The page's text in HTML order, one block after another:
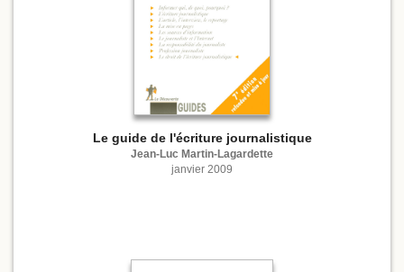
Le guide de l'écriture journalistique
Jean-Luc Martin-Lagardette
janvier 2009